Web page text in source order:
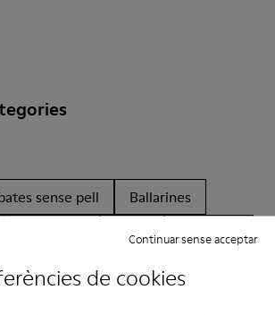
de cookies
Continuar sense acceptar
sense pell
Ballarines
Clogs
Sandàlies
planes
Sabates informals